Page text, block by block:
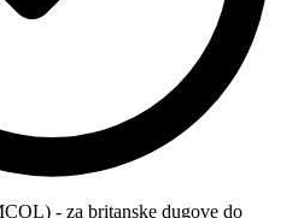
- za britanske dugove do